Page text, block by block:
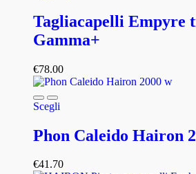
Tagliacapelli Empyre
Gamma+
€78.00
Scegli
Phon Caleido Hairon
€41.70